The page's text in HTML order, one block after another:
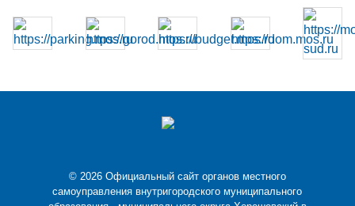
© 2026 Официальный сайт органов местного
самоуправления внутригородского муниципального